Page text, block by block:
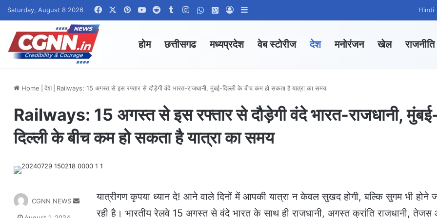
Saturday, August 8 2026 FacebookPinterestYouTubeRedditTumblrInstagramWhatsApp Channel
WhatsApp Group
Log In Hindi
होम छत्तीसगढ मध्यप्रदेश वेब स्टोरीज देश मनोरंजन खेल राजनीति
Home देश Railways: 15 अगस्त से इस रफ्तार से दौड़ेगी वंदे भारत-राजधानी, मुंबई-दिल्ली के बीच कम हो सकता है यात्रा का समय
Railways: 15 अगस्त से इस रफ्तार से दौड़ेगी वंदे भारत-राजधानी,
दिल्ली के बीच कम हो सकता है यात्रा का समय
यात्रीगण कृपया ध्यान दे! आने वाले दिनों में आपकी यात्रा न केवल सुखद होगी, बल्कि सुगम भी होने
रही है। भारतीय रेलवे 15 अगस्त से वंदे भारत के साथ ही राजधानी, अगस्त क्रांति राजधानी,
CGNN NEWS